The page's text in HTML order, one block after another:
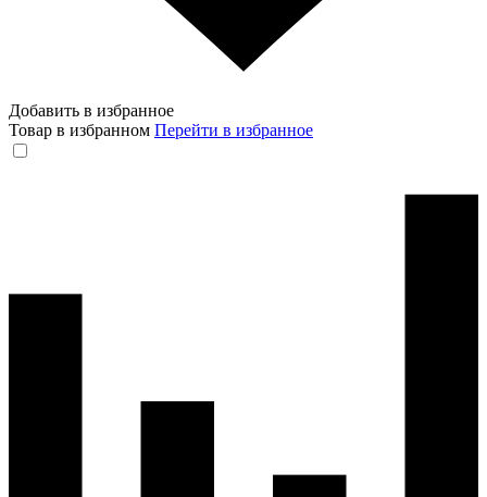
Добавить в избранное
Товар в избранном Перейти в избранное